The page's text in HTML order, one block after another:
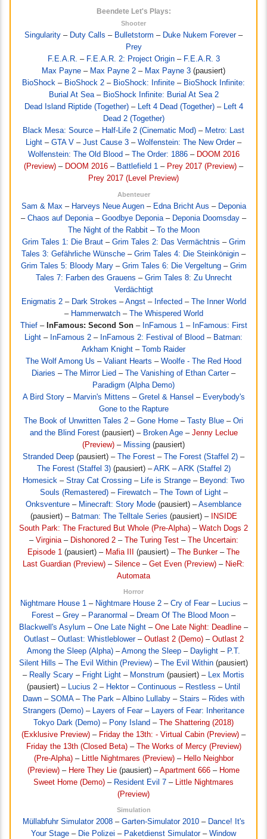
Beendete Let's Plays:
Shooter
Singularity – Duty Calls – Bulletstorm – Duke Nukem Forever–
Prey
F.E.A.R. – F.E.A.R. 2: Project Origin– F.E.A.R. 3
Max Payne – Max Payne 2 – Max Payne 3 (pausiert)
BioShock – BioShock 2 – BioShock: Infinite – BioShock Infinite:
Burial At Sea– BioShock Infinite: Burial At Sea 2
Dead Island Riptide (Together)– Left 4 Dead (Together)– Left 4
Dead 2 (Together)
Black Mesa: Source – Half-Life 2 (Cinematic Mod) – Metro: Last
Light – GTA V – Just Cause 3 – Wolfenstein: The New Order–
Wolfenstein: The Old Blood – The Order: 1886– DOOM 2016
(Preview) – DOOM 2016 – Battlefield 1 – Prey 2017 (Preview) –
Prey 2017 (Level Preview)
Abenteuer
Sam & Max – Harveys Neue Augen– Edna Bricht Aus – Deponia
– Chaos auf Deponia – Goodbye Deponia – Deponia Doomsday –
The Night of the Rabbit– To the Moon
Grim Tales 1: Die Braut– Grim Tales 2: Das Vermächtnis – Grim
Tales 3: Gefährliche Wünsche – Grim Tales 4: Die Steinkönigin –
Grim Tales 5: Bloody Mary– Grim Tales 6: Die Vergeltung– Grim
Tales 7: Farben des Grauens – Grim Tales 8: Zu Unrecht
Verdächtigt
Enigmatis 2– Dark Strokes –Angst– Infected – The Inner World
– Hammerwatch– The Whispered World
Thief– InFamous: Second Son– InFamous 1 – InFamous: First
Light – InFamous 2 – InFamous 2: Festival of Blood – Batman:
Arkham Knight – Tomb Raider
The Wolf Among Us – Valiant Hearts – Woolfe - The Red Hood
Diaries – The Mirror Lied – The Vanishing of Ethan Carter–
Paradigm (Alpha Demo)
A Bird Story– Marvin's Mittens – Gretel & Hansel – Everybody's
Gone to the Rapture
The Book of Unwritten Tales 2 – Gone Home – Tasty Blue – Ori
and the Blind Forest(pausiert) – Broken Age– Jenny Leclue
(Preview) – Missing (pausiert)
Stranded Deep (pausiert) – The Forest – The Forest (Staffel 2) –
The Forest (Staffel 3)(pausiert) –ARK –ARK (Staffel 2)
Homesick – Stray Cat Crossing – Life is Strange – Beyond: Two
Souls (Remastered)– Firewatch– The Town of Light–
Onksventure – Minecraft: Story Mode (pausiert) –Asemblance
(pausiert) – Batman: The Telltale Series (pausiert) –
INSIDE
South Park: The Fractured But Whole (Pre-Alpha) – Watch Dogs 2
– Virginia– Dishonored 2– The Turing Test– The Uncertain:
Episode 1 (pausiert) – Mafia III (pausiert) – The Bunker– The
Last Guardian (Preview) – Silence – Get Even (Preview) – NieR:
Automata
Horror
Nightmare House 1 – Nightmare House 2– Cry of Fear– Lucius –
Forest – Grey – Paranormal – Dream Of The Blood Moon –
Blackwell's Asylum – One Late Night – One Late Night: Deadline –
Outlast– Outlast: Whistleblower– Outlast 2 (Demo)– Outlast 2
Among the Sleep (Alpha) –Among the Sleep – Daylight – P.T.
Silent Hills – The Evil Within (Preview) – The Evil Within (pausiert)
– Really Scary – Fright Light – Monstrum (pausiert) –
Lex Mortis
(pausiert) –
Lucius 2 – Hektor– Continuous – Restless – Until
Dawn – SOMA– The Park –Albino Lullaby – Stairs – Rides with
Strangers (Demo) – Layers of Fear–
Layers of Fear: Inheritance
Tokyo Dark (Demo) – Pony Island – The Shattering (2018)
(Exklusive Preview) – Friday the 13th: - Virtual Cabin (Preview) –
Friday the 13th (Closed Beta)– The Works of Mercy (Preview)
(Pre-Alpha)– Little Nightmares (Preview)– Hello Neighbor
(Preview) – Here They Lie (pausiert) –Apartment 666 – Home
Sweet Home (Demo) – Resident Evil 7 –
Little Nightmares
(Preview)
Simulation
Müllabfuhr Simulator 2008– Garten-Simulator 2010– Dance! It's
Your Stage – Die Polizei – Paketdienst Simulator– Window